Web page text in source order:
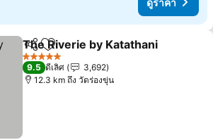
แชร์ เพิ่มในรายการโปรด
The Riverie by Katathani
5 ดาว
9.5 ดีเลิศ
3,692
12.3 km ถึง วัดร่องขุ่น